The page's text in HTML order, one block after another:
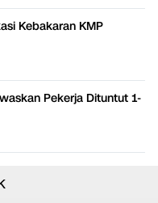
Kebakaran KMP
Pekerja Dituntut 1-